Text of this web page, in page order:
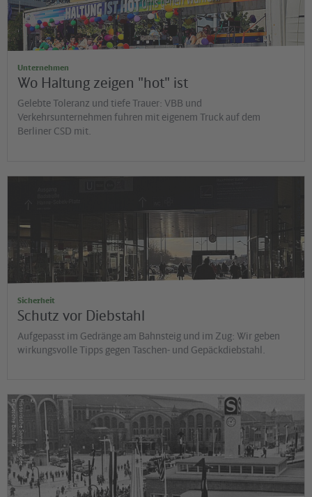
Unternehmen
Wo Haltung zeigen "hot" ist
Gelebte Toleranz und tiefe Trauer: VBB und
Verkehrsunternehmen fuhren mit eigenem Truck auf dem
Berliner CSD mit.
Sicherheit
Schutz vor Diebstahl
Aufgepasst im Gedränge am Bahnsteig und im Zug: Wir geben
wirkungsvolle Tipps gegen Taschen- und Gepäckdiebstahl.
©
H
is
t
o
r
is
c
h
e
S
a
m
m
lu
n
g
d
e
r
D
e
u
t
s
c
h
e
B
a
h
n
A
G